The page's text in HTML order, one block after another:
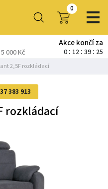
0
000 Kč
Akce končí za
0 12 39 24
2,5F rozkládací
383 913
rozkládací